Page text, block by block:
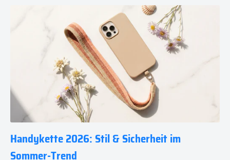
Handykette 2026: Stil & Sicherheit im
Sommer-Trend